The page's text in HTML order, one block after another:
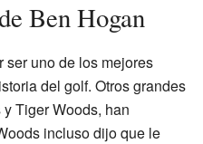
Ben Hogan
ser uno de los mejores
del golf. Otros grandes
Tiger Woods, han
incluso dijo que le